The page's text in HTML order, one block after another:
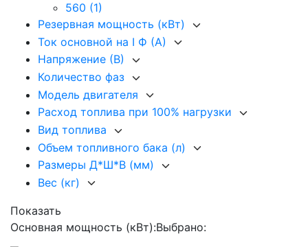
560 (1)
Резервная мощность (кВт)
Ток основной на I Ф (А)
Напряжение (В)
Количество фаз
Модель двигателя
Расход топлива при 100% нагрузки
Вид топлива
Объем топливного бака (л)
Размеры Д*Ш*В (мм)
Вес (кг)
Показать
Основная мощность (кВт):Выбрано: